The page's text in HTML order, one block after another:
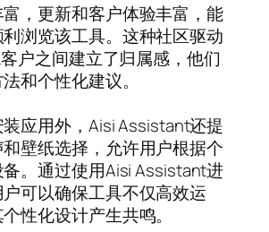
，更新和客户体验丰富，能
浏览该工具。这种社区驱动
户之间建立了归属感，他们
和个性化建议。
应用外，Aisi Assistant还提
壁纸选择，允许用户根据个
。通过使用Aisi Assistant进
可以确保工具不仅高效运
性化设计产生共鸣。